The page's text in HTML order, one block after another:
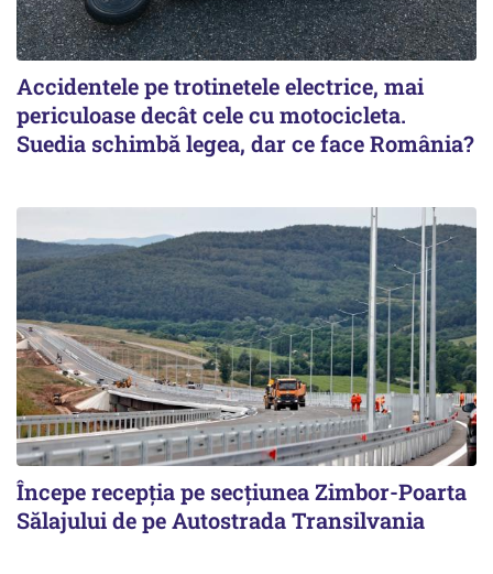
Accidentele pe trotinetele electrice, mai
periculoase decât cele cu motocicleta.
Suedia schimbă legea, dar ce face România?
Începe recepţia pe secţiunea Zimbor-Poarta
Sălajului de pe Autostrada Transilvania